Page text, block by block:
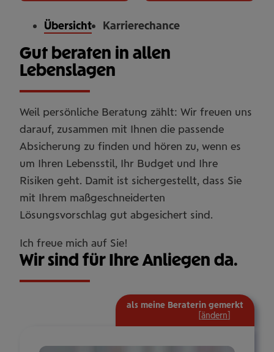
Übersicht Karrierechance
Gut beraten in allen
Lebenslagen
Weil persönliche Beratung zählt: Wir freuen uns
darauf, zusammen mit Ihnen die passende
Absicherung zu finden und hören zu, wenn es
um Ihren Lebensstil, Ihr Budget und Ihre
Risiken geht. Damit ist sichergestellt, dass Sie
mit Ihrem maßgeschneiderten
Lösungsvorschlag gut abgesichert sind.
Ich freue mich auf Sie!
Wir sind für Ihre Anliegen da.
als meine Beraterin gemerkt
[ändern